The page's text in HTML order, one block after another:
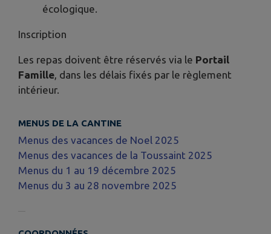
écologique.
Inscription
Les repas doivent être réservés via le Portail
Famille, dans les délais fixés par le règlement
intérieur.
MENUS DE LA CANTINE
Menus des vacances de Noel 2025
Menus des vacances de la Toussaint 2025
Menus du 1 au 19 décembre 2025
Menus du 3 au 28 novembre 2025